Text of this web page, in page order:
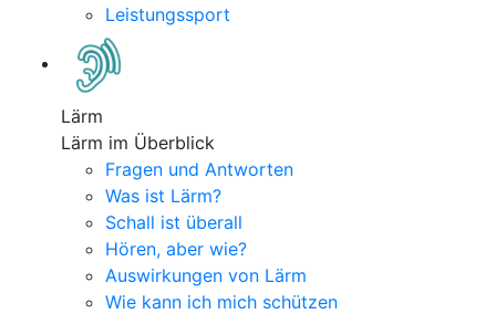
Leistungssport
Lärm
Lärm im Überblick
Fragen und Antworten
Was ist Lärm?
Schall ist überall
Hören, aber wie?
Auswirkungen von Lärm
Wie kann ich mich schützen